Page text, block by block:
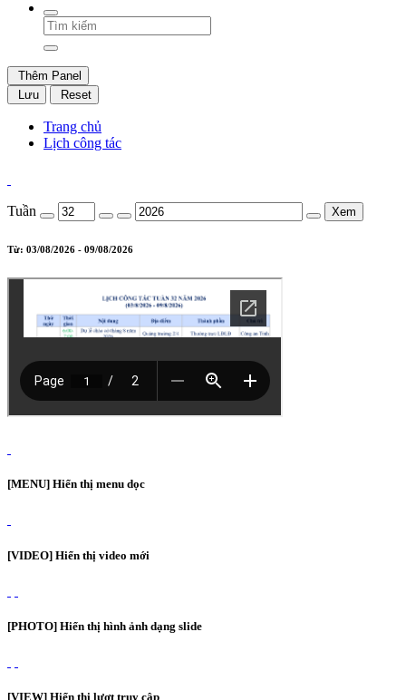
Thêm Panel
Lưu
Reset
Trang chủ
Lịch công tác
Tuần Xem
Từ: 03/08/2026 - 09/08/2026
[MENU] Hiển thị menu dọc
[VIDEO] Hiển thị video mới
[PHOTO] Hiển thị hình ảnh dạng slide
[VIEW] Hiển thị lượt truy cập